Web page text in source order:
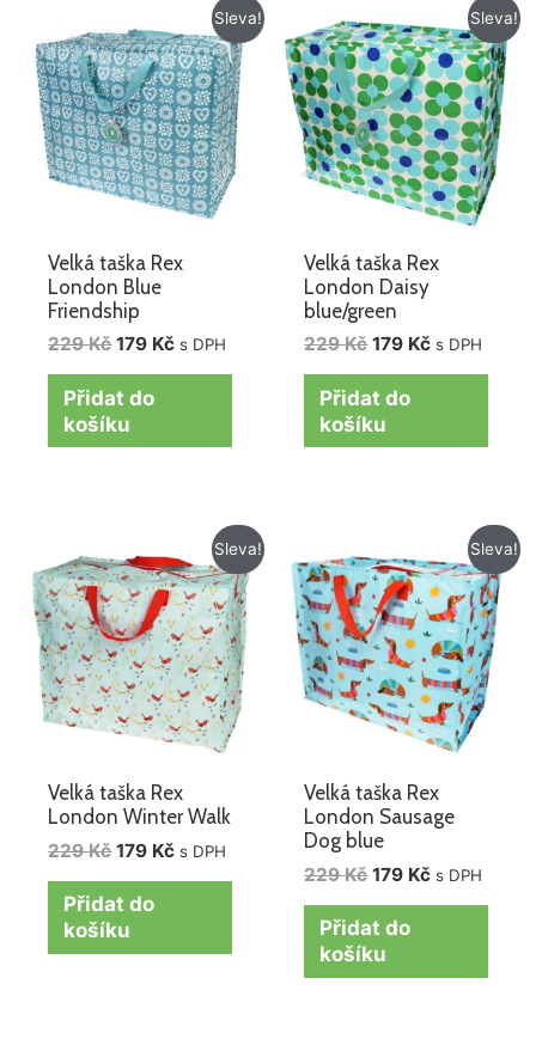
Sleva!
Velká taška Rex
London Blue
Friendship
229Kč
cena
byla:
229 Kč.
179 Kč
Aktuální
cena
je:
179 Kč.
s DPH
Přidat do
košíku
Sleva!
Velká taška Rex
London Daisy
blue/green
229Kč
cena
byla:
229 Kč.
179 Kč
Aktuální
cena
je:
179 Kč.
s DPH
Přidat do
košíku
Sleva!
Velká taška Rex
London Winter Walk
229Kč
cena
byla:
229 Kč.
179 Kč
Aktuální
cena
je:
179 Kč.
s DPH
Přidat do
košíku
Sleva!
Velká taška Rex
London Sausage
Dog blue
229Kč
cena
byla:
229 Kč.
179 Kč
Aktuální
cena
je:
179 Kč.
s DPH
Přidat do
košíku